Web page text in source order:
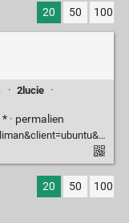
20 50 100
· 2lucie
·
· permalien
20 50 100